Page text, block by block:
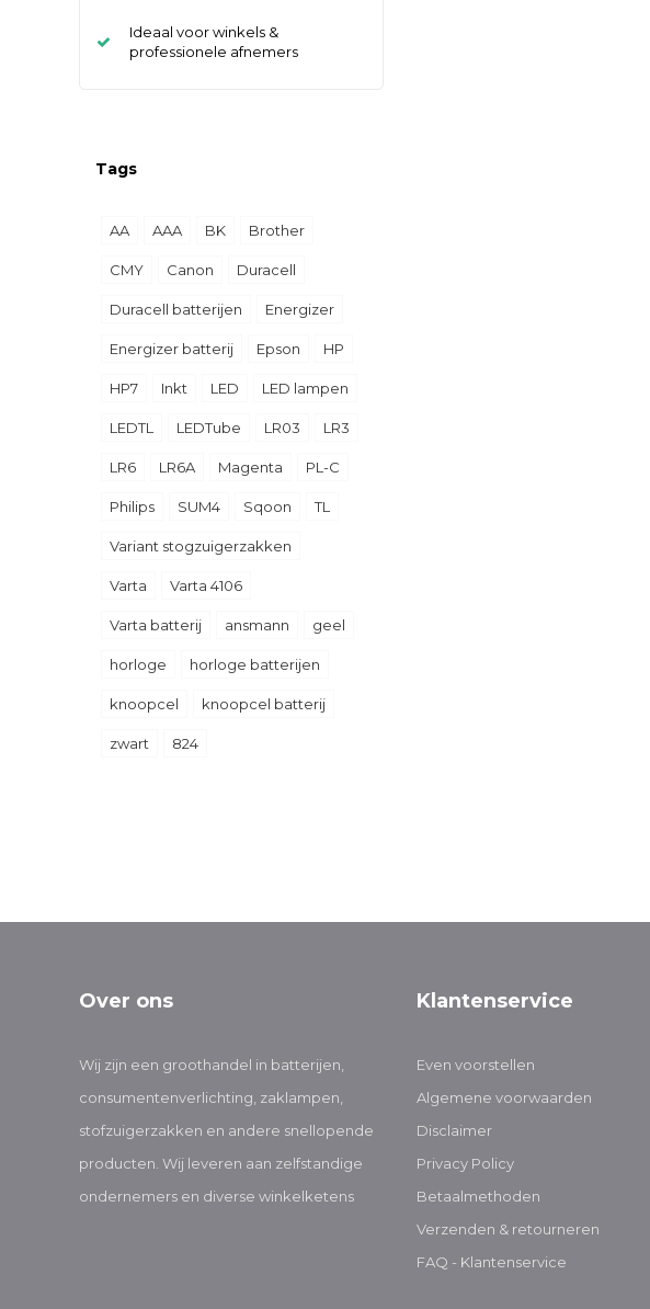
Ideaal voor winkels &
professionele afnemers
Tags
AA AAA BK Brother
CMY Canon Duracell
Duracell batterijen Energizer
Energizer batterij Epson HP
HP7 Inkt LED LED lampen
LEDTL LEDTube LR03 LR3
LR6 LR6A Magenta PL-C
Philips SUM4 Sqoon TL
Variant stogzuigerzakken
Varta Varta 4106
Varta batterij ansmann geel
horloge horloge batterijen
knoopcel knoopcel batterij
zwart 824
Over ons
Wij zijn een groothandel in batterijen,
consumentenverlichting, zaklampen,
stofzuigerzakken en andere snellopende
producten. Wij leveren aan zelfstandige
ondernemers en diverse winkelketens
Klantenservice
Even voorstellen
Algemene voorwaarden
Disclaimer
Privacy Policy
Betaalmethoden
Verzenden & retourneren
FAQ - Klantenservice